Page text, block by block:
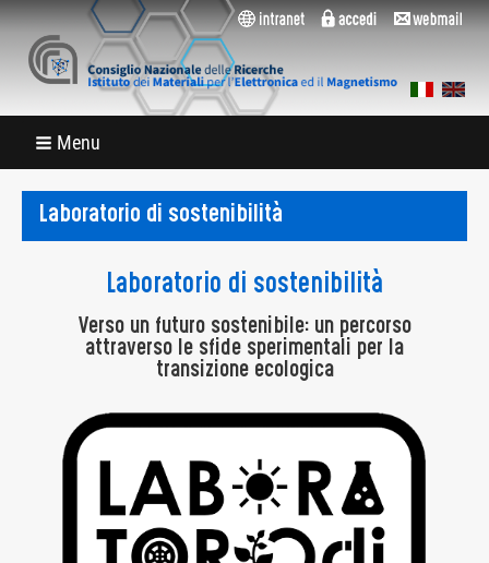
Menu
Laboratorio di sostenibilità
Laboratorio di sostenibilità
Verso un futuro sostenibile: un percorso
attraverso le sfide sperimentali per la
transizione ecologica